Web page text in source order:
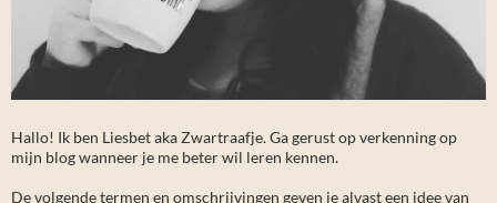
Hallo! Ik ben Liesbet aka Zwartraafje. Ga gerust op verkenning op
mijn blog wanneer je me beter wil leren kennen.
De volgende termen en omschrijvingen geven je alvast een idee van